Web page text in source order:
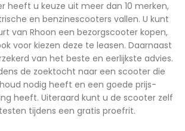
heeft u keuze uit meer dan 10 merken,
en benzinescooters vallen. U kunt
van Rhoon een bezorgscooter kopen,
voor kiezen deze te leasen. Daarnaast
van het beste en eerlijkste advies.
de zoektocht naar een scooter die
nodig heeft en een goede prijs-
heeft. Uiteraard kunt u de scooter zelf
tijdens een gratis proefrit.